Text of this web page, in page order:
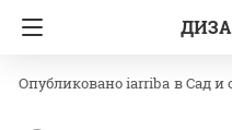
Главная Сад и огород
iarriba вСад и